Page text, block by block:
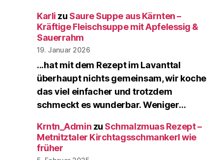
Karli zu Saure Suppe aus Kärnten –
Kräftige Fleischsuppe mit Apfelessig &
Sauerrahm
19. Januar 2026
...hat mit dem Rezept im Lavanttal
überhaupt nichts gemeinsam, wir koche
das viel einfacher und trotzdem
schmeckt es wunderbar. Weniger…
Krntn_Admin zu Schmalzmuas Rezept –
Metnitztaler Kirchtagsschmankerl wie
früher